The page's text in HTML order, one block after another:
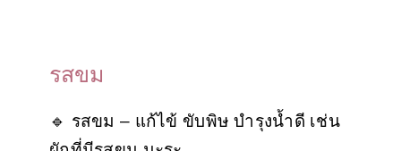
รสขม
🔹 รสขม – แก้ไข้ ขับพิษ บำรุงน้ำดี เช่น